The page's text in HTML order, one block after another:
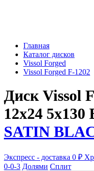
Главная
Каталог дисков
Vissol Forged
Vissol Forged F-1202
Диск Vissol
12x24 5x130
SATIN
Экспресс - доставка 0 ₽
0-0-3 Долями Сплит